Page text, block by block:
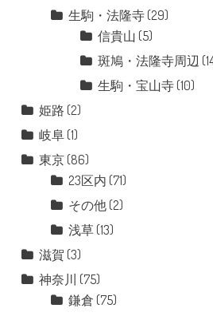
生駒・法隆寺(29)
信貴山 (5)
斑鳩・法隆寺周辺
生駒・宝山寺(10)
姫路 (2)
岐阜(1)
東京(86)
23区内 (71)
その他(2)
浅草(13)
滋賀 (3)
神奈川 (75)
鎌倉 (75)